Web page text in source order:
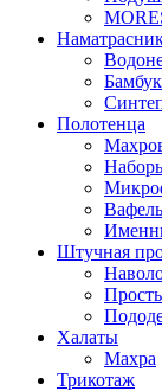
Бамбук
Полотенца
Штучная
Халаты
Махра
Трикотаж